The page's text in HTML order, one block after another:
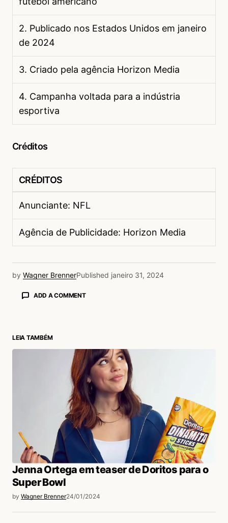
2. Publicado nos Estados Unidos em janeiro
de 2024
3. Criado pela agência Horizon Media
4. Campanha voltada para a indústria
esportiva
Créditos
CRÉDITOS
Anunciante: NFL
Agência de Publicidade: Horizon Media
by Wagner BrennerPublished janeiro 31, 2024
ADD A COMMENT
LEIA TAMBÉM
Jenna Ortega em teaser de Doritos para o
Super Bowl
by Wagner Brenner24/01/2024